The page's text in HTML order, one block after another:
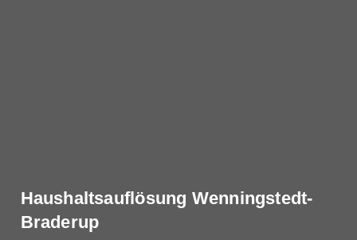
Haushaltsauflösung Wenningstedt-
Braderup